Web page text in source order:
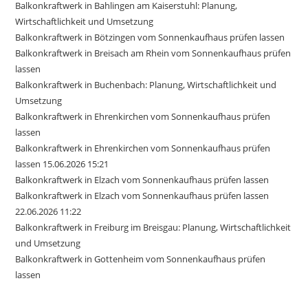
Balkonkraftwerk in Bahlingen am Kaiserstuhl: Planung,
Wirtschaftlichkeit und Umsetzung
Balkonkraftwerk in Bötzingen vom Sonnenkaufhaus prüfen lassen
Balkonkraftwerk in Breisach am Rhein vom Sonnenkaufhaus prüfen
lassen
Balkonkraftwerk in Buchenbach: Planung, Wirtschaftlichkeit und
Umsetzung
Balkonkraftwerk in Ehrenkirchen vom Sonnenkaufhaus prüfen
lassen
Balkonkraftwerk in Ehrenkirchen vom Sonnenkaufhaus prüfen
lassen 15.06.2026 15:21
Balkonkraftwerk in Elzach vom Sonnenkaufhaus prüfen lassen
Balkonkraftwerk in Elzach vom Sonnenkaufhaus prüfen lassen
22.06.2026 11:22
Balkonkraftwerk in Freiburg im Breisgau: Planung, Wirtschaftlichkeit
und Umsetzung
Balkonkraftwerk in Gottenheim vom Sonnenkaufhaus prüfen
lassen